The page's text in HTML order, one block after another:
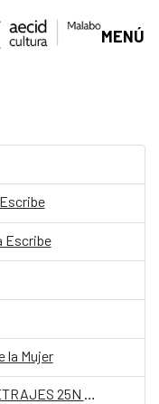
MENÚ
Escribe
la Mujer
JUEVES DE CINE: CICLO CORTOMETRAJES 25N DÍA INTERNACIONAL CONTRA LA VIOLENCIA DE GÉNERO